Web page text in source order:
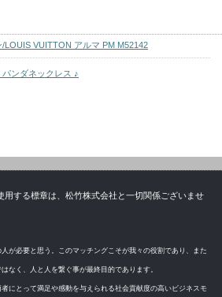
VUITTON アルマ PM M52142
ンダネックレス ♪
する標章は、松竹株式会社と一切関係ございませ
が必要と思う。このマッチングこそが我々の役割であり、また
なく、人と人を繋ぐ事が最終目的であります。
にとって満足や感動を与えられる社会貢献度の高いビジネスモ